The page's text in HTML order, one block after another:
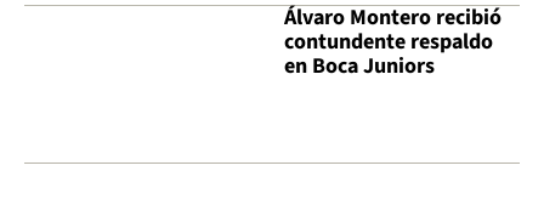
Álvaro Montero recibió
contundente respaldo
en Boca Juniors